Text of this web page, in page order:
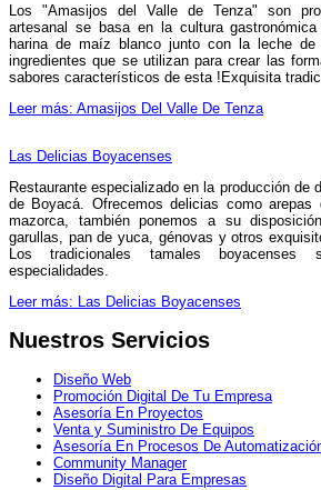
Los "Amasijos del Valle de Tenza" son
artesanal se basa en la cultura
harina de maíz blanco junto con la leche
ingredientes que se utilizan para crear las
sabores característicos de esta !Exquisita
Leer más: Amasijos Del Valle De Tenza
Las Delicias Boyacenses
Restaurante especializado en la producción de
de Boyacá. Ofrecemos delicias como
mazorca, también ponemos a su
garullas, pan de yuca, génovas y otros
Los tradicionales tamales
especialidades.
Leer más: Las Delicias Boyacenses
Nuestros Servicios
Diseño Web
Promoción Digital De Tu Empresa
Asesoría En Proyectos
Venta y Suministro De Equipos
Asesoría En Procesos De
Community Manager
Diseño Digital Para Empresas